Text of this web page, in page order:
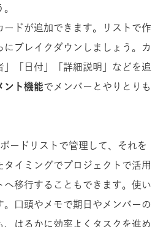
ードが追加できます。リストで作
にブレイクダウンしましょう。カ
」「日付」「詳細説明」などを追
ント機能でメンバーとやりとりも
ードリストで管理して、それを
タイミングでプロジェクトで活用
へ移行することもできます。使い
。口頭やメモで期日やメンバーの
、はるかに効率よくタスクを進め